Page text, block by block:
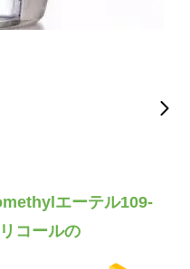
エーテル109-
コールの